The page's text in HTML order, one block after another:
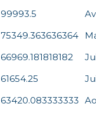
99993.5
75349.363636364
66969.181818182
61654.25
63420.083333333